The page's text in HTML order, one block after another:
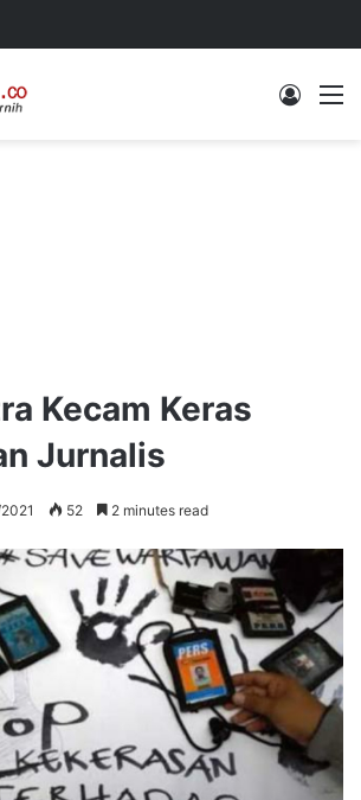
Log In
Kecam Keras
Jurnalis
52 2 minutes read